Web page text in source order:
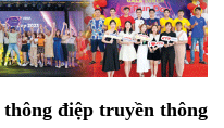
điệp truyền thông